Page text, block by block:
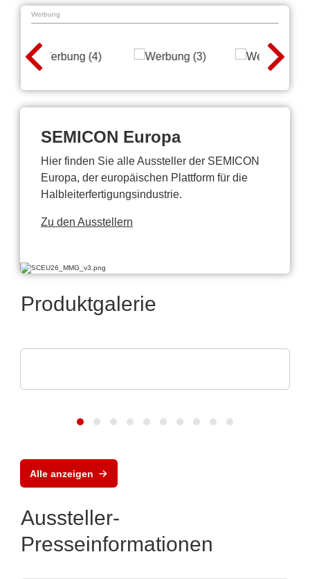
Werbung
SEMICON Europa
Hier finden Sie alle Aussteller der SEMICON
Europa, der europäischen Plattform für die
Halbleiterfertigungsindustrie.
Zu den Ausstellern
Produktgalerie
Alle anzeigen
Aussteller-
Presseinformationen